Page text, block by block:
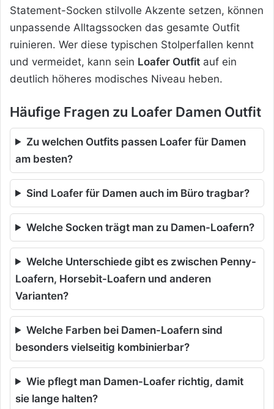
Statement-Socken stilvolle Akzente setzen, können
unpassende Alltagssocken das gesamte Outfit
ruinieren. Wer diese typischen Stolperfallen kennt
und vermeidet, kann sein Loafer Outfit auf ein
deutlich höheres modisches Niveau heben.
Häufige Fragen zu Loafer Damen Outfit
Zu welchen Outfits passen Loafer für Damen
am besten?
Sind Loafer für Damen auch im Büro tragbar?
Welche Socken trägt man zu Damen-Loafern?
Welche Unterschiede gibt es zwischen Penny-
Loafern, Horsebit-Loafern und anderen
Varianten?
Welche Farben bei Damen-Loafern sind
besonders vielseitig kombinierbar?
Wie pflegt man Damen-Loafer richtig, damit
sie lange halten?